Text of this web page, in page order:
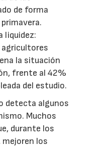
de forma
liquidez:
la situación
frente al 42%
del estudio.
detecta algunos
Muchos
durante los
los